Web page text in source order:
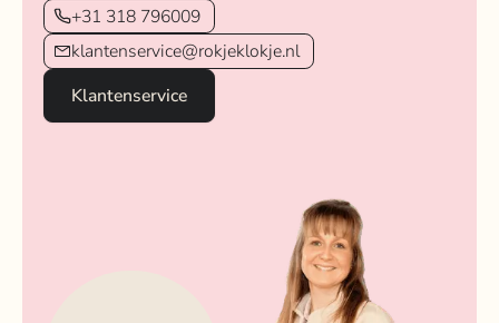
+31 318 796009
klantenservice@rokjeklokje.nl
Klantenservice